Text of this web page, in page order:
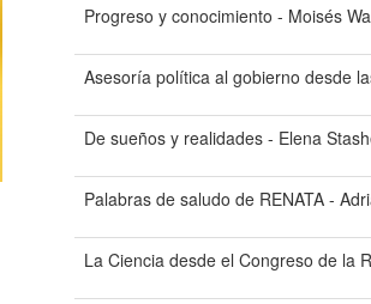
Progreso y conocimiento - Moisés
Asesoría política al gobierno desde
De sueños y realidades - Elena
Palabras de saludo de RENATA -
La Ciencia desde el Congreso de la